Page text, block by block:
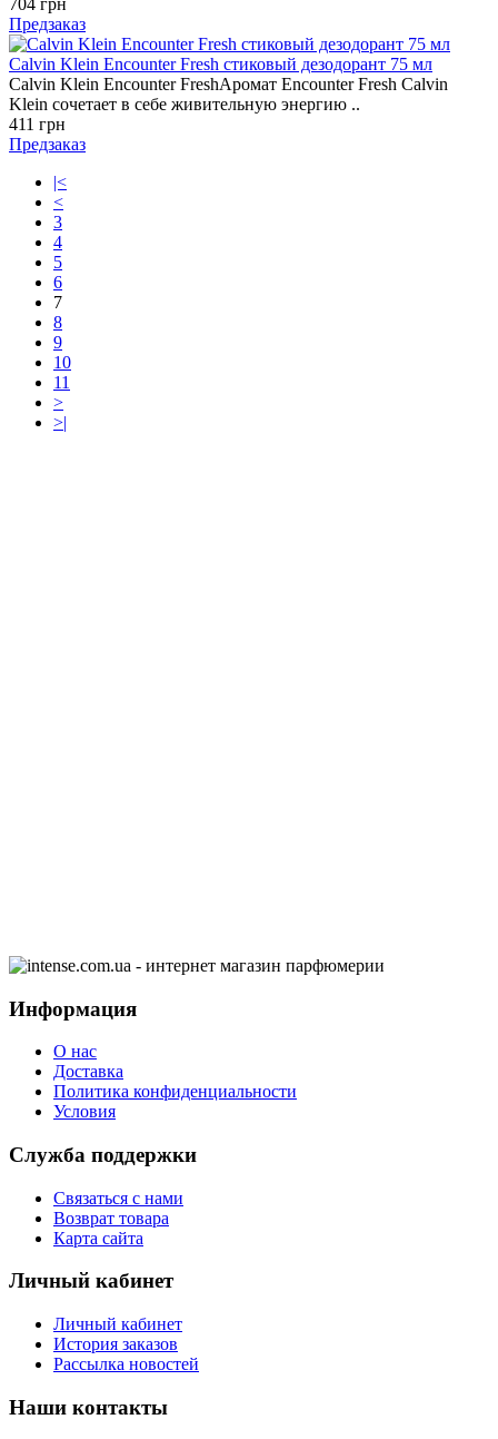
Предзаказ
Calvin Klein Encounter Fresh стиковый дезодорант 75 мл
Calvin Klein Encounter FreshАромат Encounter Fresh Calvin
Klein сочетает в себе живительную энергию ..
411 грн
Предзаказ
|<
<
3
4
5
6
7
8
9
10
11
>
>|
Информация
О нас
Доставка
Политика конфиденциальности
Условия
Служба поддержки
Связаться с нами
Возврат товара
Карта сайта
Личный кабинет
Личный кабинет
История заказов
Рассылка новостей
Наши контакты